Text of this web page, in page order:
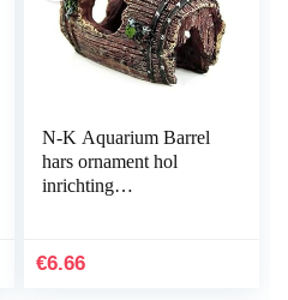
N-K Aquarium Barrel
hars ornament hol
inrichting
nuttig en praktisch
€6.66